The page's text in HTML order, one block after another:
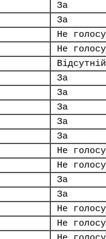
За
За
Не
Не
Відсутній
За
За
За
За
За
Не
Не
За
За
Не
Не